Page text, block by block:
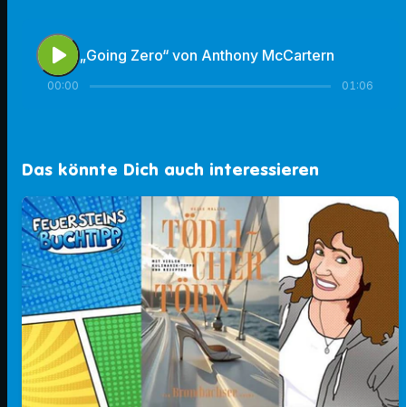
play_arrow „Going Zero“ von Anthony McCartern
00:00 01:06
Das könnte Dich auch interessieren